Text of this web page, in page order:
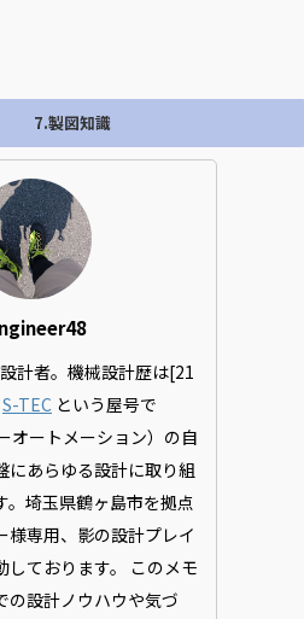
7.製図知識
計者。機械設計歴は[21
S-TEC という屋号で
オートメーション）の自
にあらゆる設計に取り組
。埼玉県鶴ヶ島市を拠点
様専用、影の設計プレイ
しております。 このメモ
の設計ノウハウや気づ